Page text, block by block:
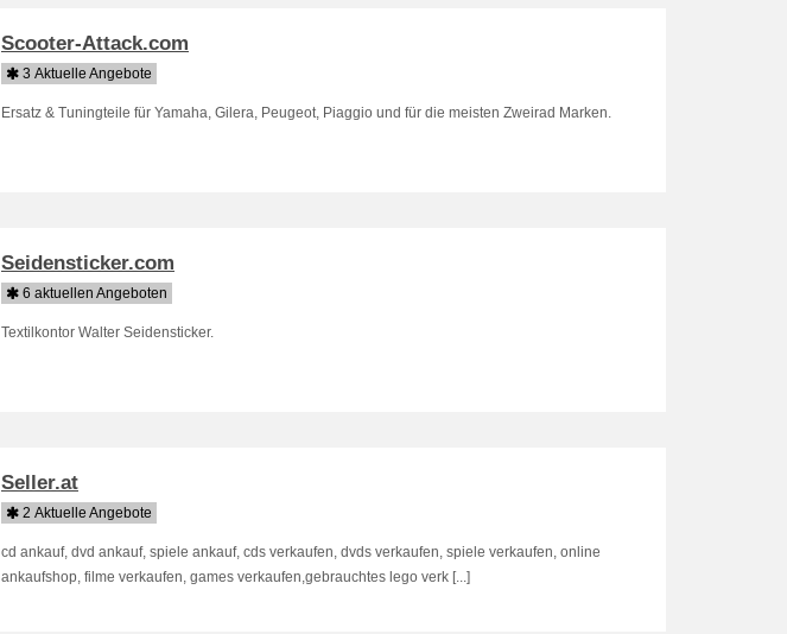
Scooter-Attack.com
3 Aktuelle Angebote
Ersatz & Tuningteile für Yamaha, Gilera, Peugeot, Piaggio und für die meisten Zweirad Marken.
Seidensticker.com
6 aktuellen Angeboten
Textilkontor Walter Seidensticker.
Seller.at
2 Aktuelle Angebote
cd ankauf, dvd ankauf, spiele ankauf, cds verkaufen, dvds verkaufen, spiele verkaufen, online
ankaufshop, filme verkaufen, games verkaufen,gebrauchtes lego verk [...]